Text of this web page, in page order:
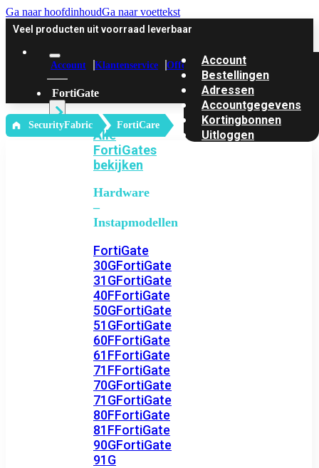
Ga naar hoofdinhoudGa naar voettekst
Veel producten uit voorraad leverbaar
Account Klantenservice Offerte
FortiGate
Alle
FortiGates
bekijken
Hardware
–
Instapmodellen
FortiGate
30GFortiGate
31GFortiGate
40FFortiGate
50GFortiGate
51GFortiGate
60FFortiGate
61FFortiGate
71FFortiGate
70GFortiGate
71GFortiGate
80FFortiGate
81FFortiGate
90GFortiGate
91G
Account
Bestellingen
Adressen
Accountgegevens
Kortingbonnen
Uitloggen
‎ SecurityFabric FortiCare